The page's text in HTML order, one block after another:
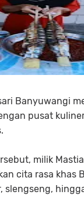
Banyuwangi
pusat
milik
cita rasa khas
slengseng,